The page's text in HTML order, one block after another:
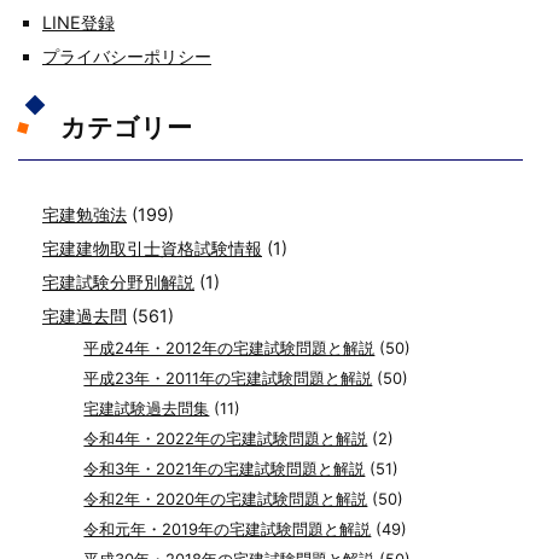
LINE登録
プライバシーポリシー
カテゴリー
宅建勉強法 (199)
宅建建物取引士資格試験情報 (1)
宅建試験分野別解説 (1)
宅建過去問 (561)
平成24年・2012年の宅建試験問題と解説 (50)
平成23年・2011年の宅建試験問題と解説 (50)
宅建試験過去問集 (11)
令和4年・2022年の宅建試験問題と解説 (2)
令和3年・2021年の宅建試験問題と解説 (51)
令和2年・2020年の宅建試験問題と解説 (50)
令和元年・2019年の宅建試験問題と解説 (49)